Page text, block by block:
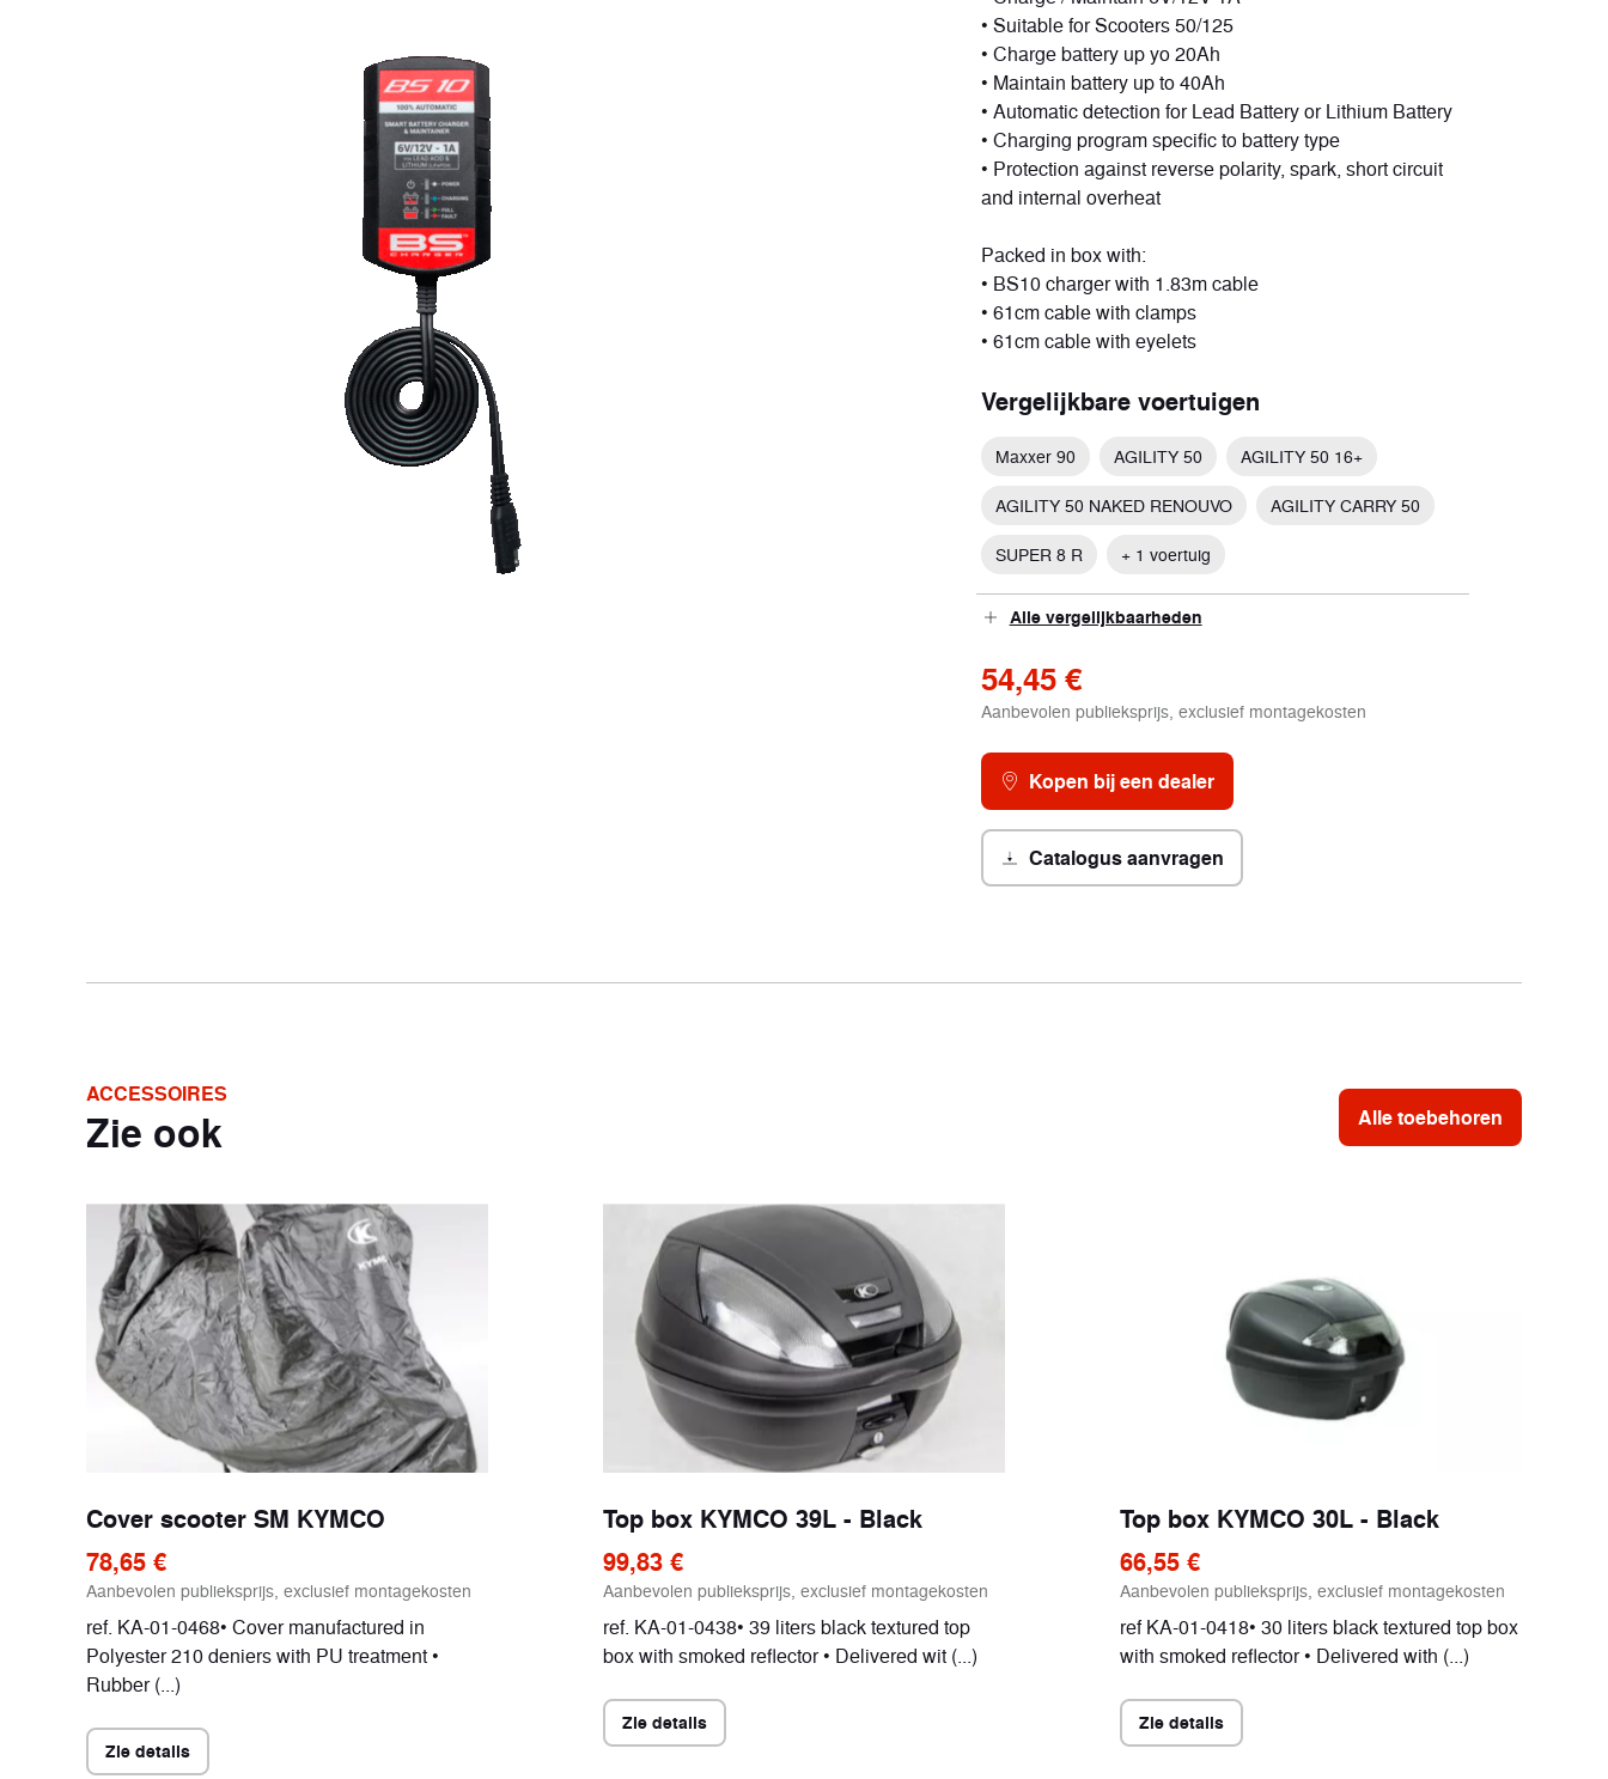
Comfort
10 voertuigen
• Suitable for Scooters 50/125
• Charge battery up yo 20Ah
• Maintain battery up to 40Ah
• Automatic detection for Lead Battery or Lithium Battery
• Charging program specific to battery type
• Protection against reverse polarity, spark, short circuit
and internal overheat
Packed in box with:
• BS10 charger with 1.83m cable
• 61cm cable with clamps
• 61cm cable with eyelets
Vergelijkbare voertuigen
Maxxer 90 AGILITY 50 AGILITY 50 16+
AGILITY 50 NAKED RENOUVO AGILITY CARRY 50
SUPER 8 R + 1 voertuig
Alle vergelijkbaarheden
54,45 €
Aanbevolen publieksprijs, exclusief montagekosten
Kopen bij een dealer
Catalogus aanvragen
ACCESSOIRES
Zie ook Alle toebehoren
Cover scooter SM KYMCO
78,65 €
Aanbevolen publieksprijs, exclusief montagekosten
ref. KA-01-0468• Cover manufactured in
Polyester 210 deniers with PU treatment •
Rubber (...)
Zie details
Top box KYMCO 39L - Black
99,83 €
Aanbevolen publieksprijs, exclusief montagekosten
ref. KA-01-0438• 39 liters black textured top
box with smoked reflector • Delivered wit (...)
Zie details
Top box KYMCO 30L - Black
66,55 €
Aanbevolen publieksprijs, exclusief montagekosten
ref KA-01-0418• 30 liters black textured top box
with smoked reflector • Delivered with (...)
Zie details